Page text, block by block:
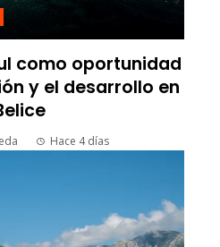
como oportunidad
y el desarrollo en
Hace 4 días